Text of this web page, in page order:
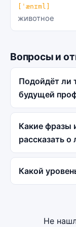
[ˈænɪml]
животное
Вопросы и
Подойдёт ли
будущей
Какие фразы
рассказать
Какой
Не